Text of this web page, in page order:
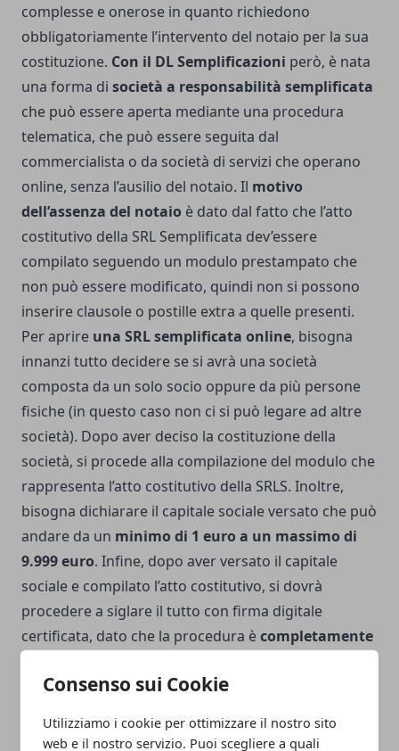
Consenso sui Cookie
Utilizziamo i cookie per ottimizzare il nostro sito
web e il nostro servizio. Puoi scegliere a quali
complesse e onerose in quanto richiedono
obbligatoriamente l’intervento del notaio per la sua
costituzione. Con il DL Semplificazioni però, è nata
una forma di società a responsabilità semplificata
che può essere aperta mediante una procedura
telematica, che può essere seguita dal
commercialista o da società di servizi che operano
online, senza l’ausilio del notaio. Il motivo
dell’assenza del notaio è dato dal fatto che l’atto
costitutivo della SRL Semplificata dev’essere
compilato seguendo un modulo prestampato che
non può essere modificato, quindi non si possono
inserire clausole o postille extra a quelle presenti.
Per aprire una SRL semplificata online, bisogna
innanzi tutto decidere se si avrà una società
composta da un solo socio oppure da più persone
fisiche (in questo caso non ci si può legare ad altre
società). Dopo aver deciso la costituzione della
società, si procede alla compilazione del modulo che
rappresenta l’atto costitutivo della SRLS. Inoltre,
bisogna dichiarare il capitale sociale versato che può
andare da un minimo di 1 euro a un massimo di
9.999 euro. Infine, dopo aver versato il capitale
sociale e compilato l’atto costitutivo, si dovrà
procedere a siglare il tutto con firma digitale
certificata, dato che la procedura ècompletamente
esenti dal pagamento dell’imposta di bollo e
notaio, ma bisognerà corrispondere solo le tasse